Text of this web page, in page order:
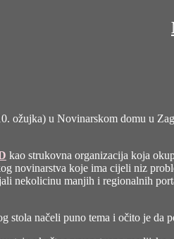
ožujka) u Novinarskom domu u
kao strukovna organizacija koja
novinarstva koje ima cijeli niz
nekolicinu manjih i regionalnih
stola načeli puno tema i očito je